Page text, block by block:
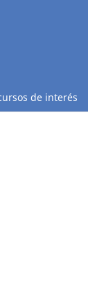
de interés